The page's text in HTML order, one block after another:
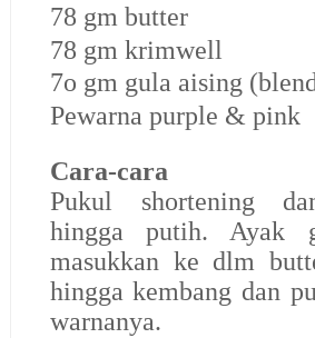
78 gm butter
78 gm krimwell
7o gm gula aising
Pewarna purple & pink
Cara-cara
Pukul shortening
hingga putih. Ayak
masukkan ke dlm
hingga kembang dan
warnanya.